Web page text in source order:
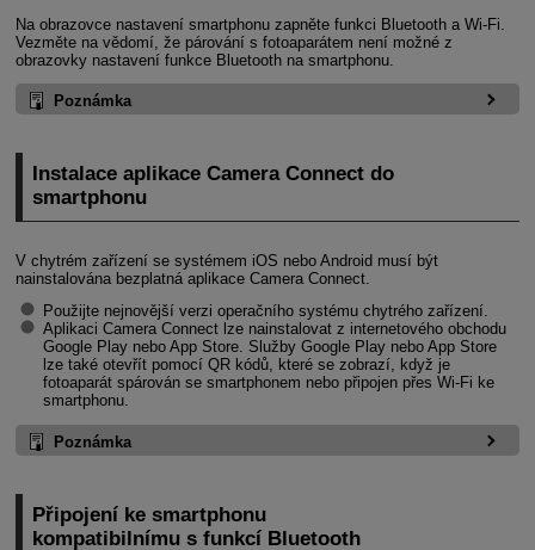
Na obrazovce nastavení smartphonu zapněte funkci Bluetooth a Wi-Fi
Vezměte na vědomí, že párování s fotoaparátem není možné z
obrazovky nastavení funkce Bluetooth na smartphonu.
Poznámka
Instalace aplikace Camera Connect do
smartphonu
V chytrém zařízení se systémem iOS nebo Android musí být
nainstalována bezplatná aplikace Camera Connect.
Použijte nejnovější verzi operačního systému chytrého zařízení.
Aplikaci Camera Connect lze nainstalovat z internetového obchodu
Google Play nebo App Store. Služby Google Play nebo App Store
lze také otevřít pomocí QR kódů, které se zobrazí, když je
fotoaparát spárován se smartphonem nebo připojen přes Wi-Fi ke
smartphonu.
Poznámka
Připojení ke smartphonu
kompatibilnímu s funkcí Bluetooth